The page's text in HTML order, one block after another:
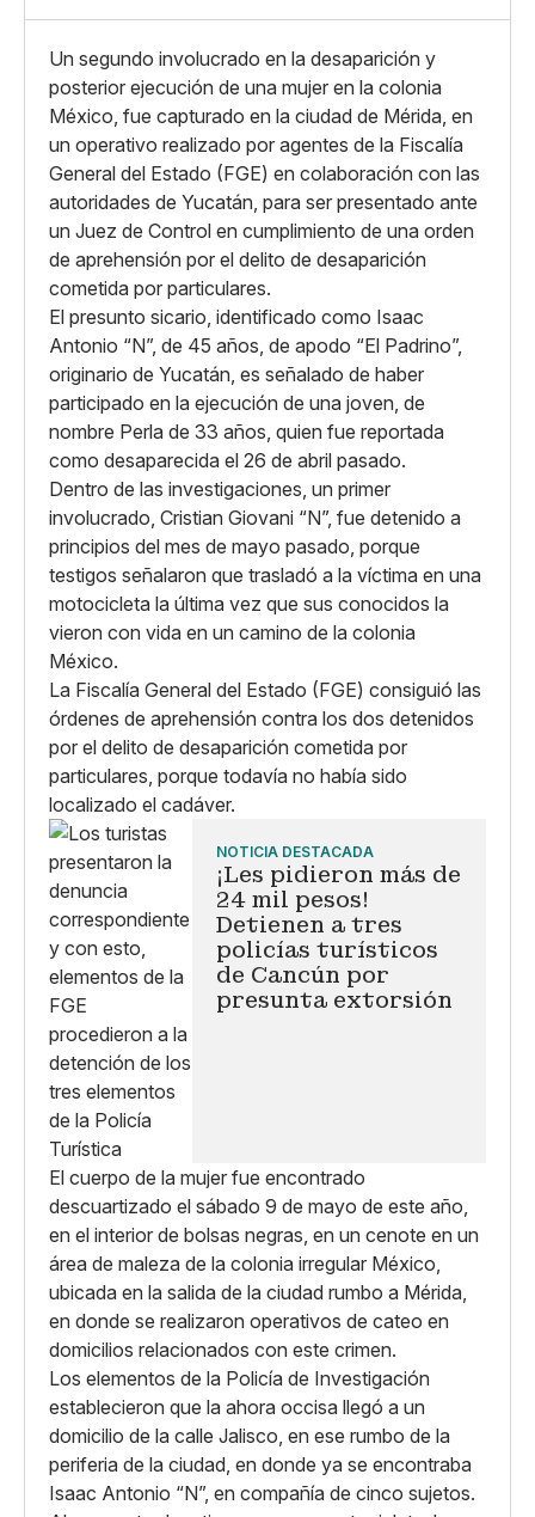
Un segundo involucrado en la desaparición y
posterior ejecución de una mujer en la colonia
México, fue capturado en la ciudad de Mérida, en
un operativo realizado por agentes de la Fiscalía
General del Estado (FGE) en colaboración con las
autoridades de Yucatán, para ser presentado ante
un Juez de Control en cumplimiento de una orden
de aprehensión por el delito de desaparición
cometida por particulares.
El presunto sicario, identificado como Isaac
Antonio “N”, de 45 años, de apodo “El Padrino”,
originario de Yucatán, es señalado de haber
participado en la ejecución de una joven, de
nombre Perla de 33 años, quien fue reportada
como desaparecida el 26 de abril pasado.
Dentro de las investigaciones, un primer
involucrado, Cristian Giovani “N”, fue detenido a
principios del mes de mayo pasado, porque
testigos señalaron que trasladó a la víctima en una
motocicleta la última vez que sus conocidos la
vieron con vida en un camino de la colonia
México.
La Fiscalía General del Estado (FGE) consiguió las
órdenes de aprehensión contra los dos detenidos
por el delito de desaparición cometida por
particulares, porque todavía no había sido
localizado el cadáver.
NOTICIA DESTACADA
¡Les pidieron más de
24 mil pesos!
Detienen a tres
policías turísticos
de Cancún por
presunta extorsión
El cuerpo de la mujer fue encontrado
descuartizado el sábado 9 de mayo de este año,
en el interior de bolsas negras, en un cenote en un
área de maleza de la colonia irregular México,
ubicada en la salida de la ciudad rumbo a Mérida,
en donde se realizaron operativos de cateo en
domicilios relacionados con este crimen.
Los elementos de la Policía de Investigación
establecieron que la ahora occisa llegó a un
domicilio de la calle Jalisco, en ese rumbo de la
periferia de la ciudad, en donde ya se encontraba
Isaac Antonio “N”, en compañía de cinco sujetos.